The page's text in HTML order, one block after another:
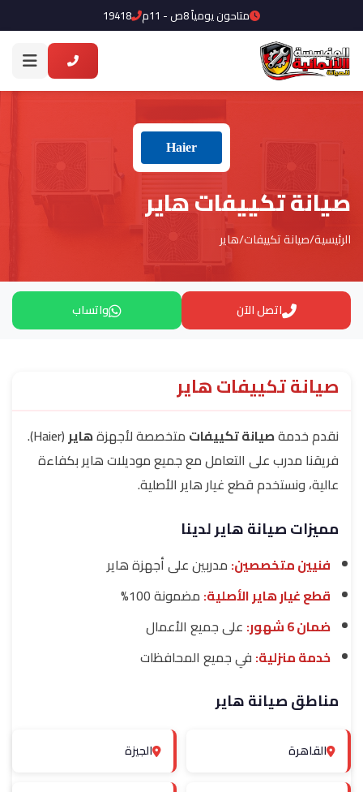
متاحون يومياً 8ص - 11م 19418
صيانة تكييفات هاير
الرئيسية/صيانة تكييفات/هاير
اتصل الآن واتساب
صيانة تكييفات هاير
نقدم خدمةصيانة تكييفات متخصصة لأجهزةهاير
(Haier).
فريقنا مدرب على التعامل مع جميع موديلات هاير بكفاءة
عالية، ونستخدم قطع غيار هاير الأصلية.
مميزات صيانة هاير لدينا
فنيين متخصصين: مدربين على أجهزة هاير
قطع غيار هاير الأصلية: مضمونة 100%
ضمان 6 شهور:
على جميع الأعمال
خدمة منزلية: في جميع المحافظات
مناطق صيانة هاير
القاهرة الجيزة